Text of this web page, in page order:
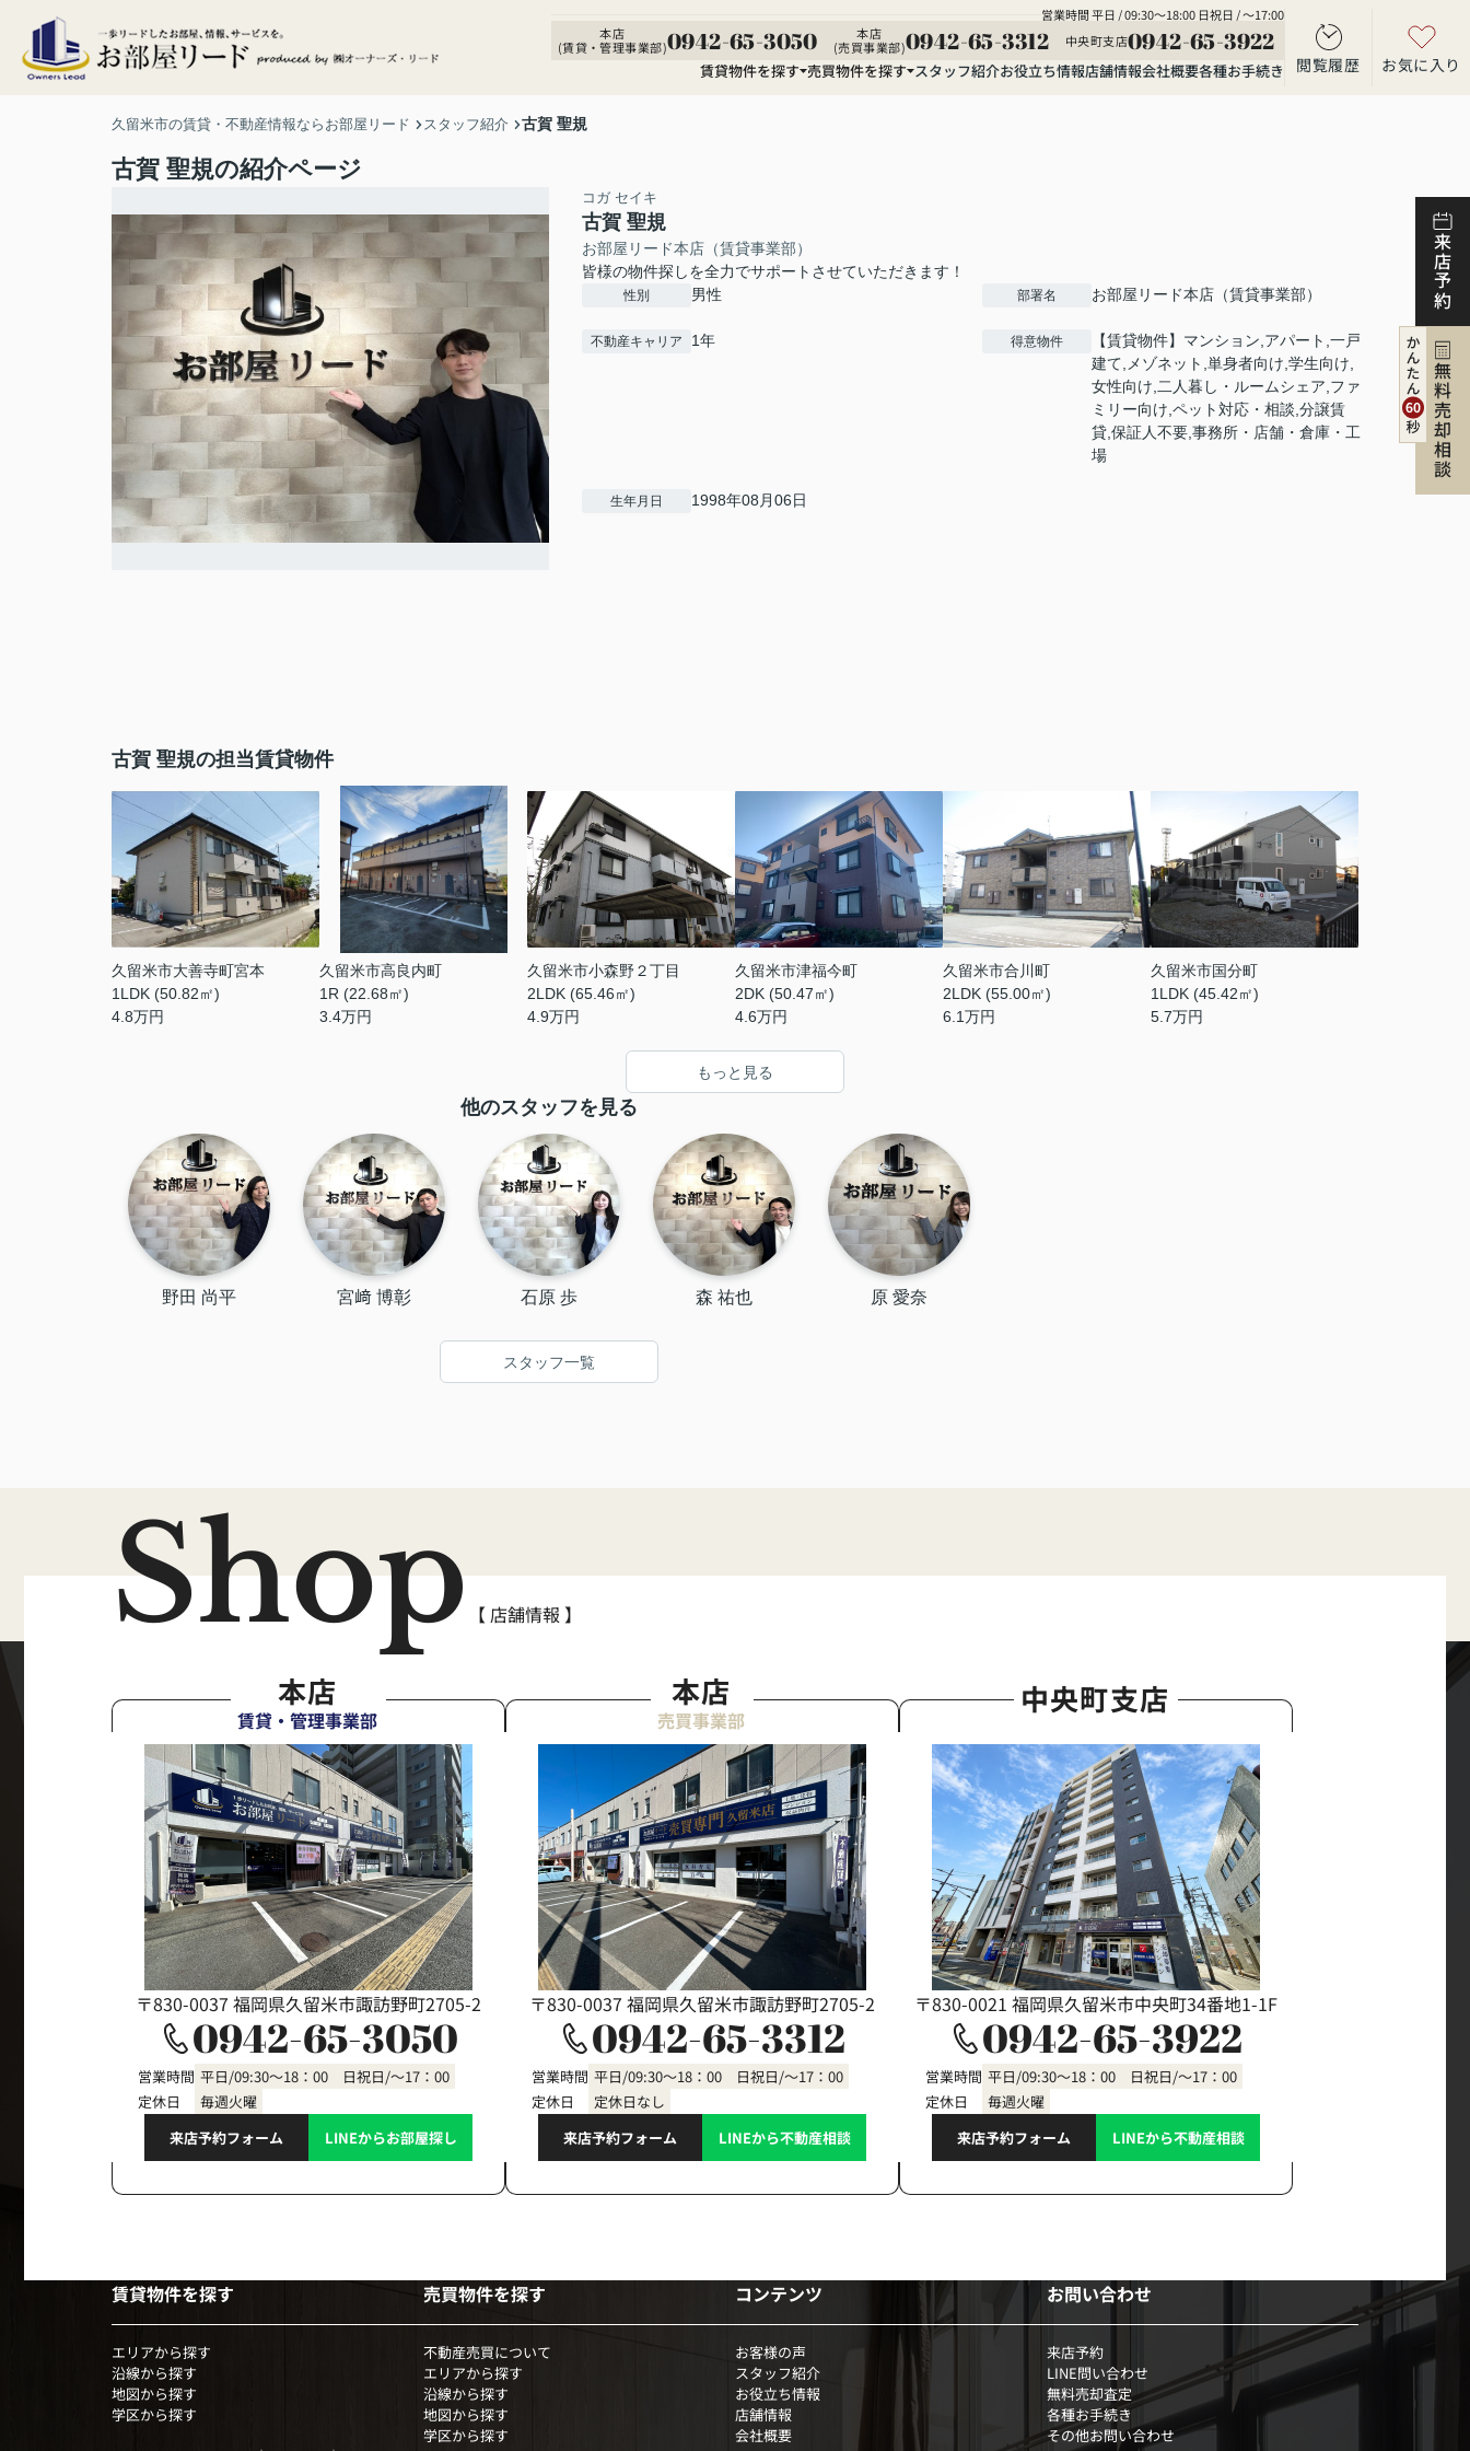
営業時間 平日 / 09:30～18:00 日祝日 / ～17:00
本店
(賃貸・管理事業部)0942-65-3050
本店
(売買事業部)0942-65-3312 中央町支店0942-65-3922
賃貸物件を探す 売買物件を探す スタッフ紹介お役立ち情報店舗情報会社概要各種お手続き 閲覧履歴 お気に入り
来店予約
無料売却相談
久留米市の賃貸・不動産情報ならお部屋リード スタッフ紹介 古賀 聖規
古賀 聖規の紹介ページ
コガ セイキ
古賀 聖規
お部屋リード本店（賃貸事業部）
皆様の物件探しを全力でサポートさせていただきます！
性別 男性 部署名 お部屋リード本店（賃貸事業部）
不動産キャリア 1年 得意物件
【賃貸物件】マンション,アパート,一戸
建て,メゾネット,単身者向け,学生向け,
女性向け,二人暮し・ルームシェア,ファ
ミリー向け,ペット対応・相談,分譲賃
貸,保証人不要,事務所・店舗・倉庫・工
場
生年月日 1998年08月06日
古賀 聖規の担当賃貸物件
久留米市大善寺町宮本
1LDK (50.82㎡)
4.8万円
久留米市高良内町
1R (22.68㎡)
3.4万円
久留米市小森野２丁目
2LDK (65.46㎡)
4.9万円
久留米市津福今町
2DK (50.47㎡)
4.6万円
久留米市合川町
2LDK (55.00㎡)
6.1万円
久留米市国分町
1LDK (45.42㎡)
5.7万円
もっと見る
他のスタッフを見る
野田 尚平 宮﨑 博彰 石原 歩 森 祐也 原 愛奈
スタッフ一覧
Shop 【 店舗情報 】
本店
賃貸・管理事業部
〒830-0037 福岡県久留米市諏訪野町2705-2
0942-65-3050
営業時間 平日/09:30～18：00 日祝日/～17：00
定休日
毎週火曜
来店予約フォーム
LINEからお部屋探し
本店
売買事業部
〒830-0037 福岡県久留米市諏訪野町2705-2
0942-65-3312
営業時間 平日/09:30～18：00 日祝日/～17：00
定休日
定休日なし
来店予約フォーム
LINEから不動産相談
中央町支店
〒830-0021 福岡県久留米市中央町34番地1-1F
0942-65-3922
営業時間 平日/09:30～18：00 日祝日/～17：00
定休日
毎週火曜
来店予約フォーム
LINEから不動産相談
賃貸物件を探す
エリアから探す
沿線から探す
地図から探す
学区から探す
売買物件を探す
不動産売買について
エリアから探す
沿線から探す
地図から探す
学区から探す
コンテンツ
お客様の声
スタッフ紹介
お役立ち情報
店舗情報
会社概要
お問い合わせ
来店予約
LINE問い合わせ
無料売却査定
各種お手続き
その他お問い合わせ